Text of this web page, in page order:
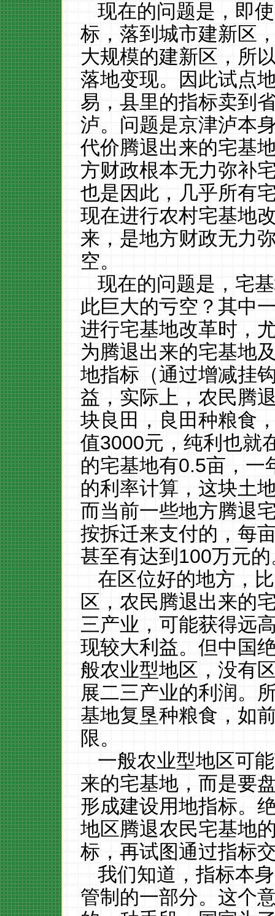
现在的问题是，即
标，落到城市建新区
大规模的建新区，所
落地变现。因此试点
易，县里的指标卖到
泸。问题是京津泸本
代价腾退出来的宅基
方财政根本无力弥补
也是因此，几乎所有
现在进行农村宅基地
来，是地方财政无力
空。
现在的问题是，宅
此巨大的亏空？其中
进行宅基地改革时，
为腾退出来的宅基地
地指标（通过增减挂
益，实际上，农民腾
块良田，良田种粮食
值3000元，纯利也就
的宅基地有0.5亩，一
的利率计算，这块土
而当前一些地方腾退
按拆迁来支付的，每
甚至有达到100万元的
在区位好的地方，
区，农民腾退出来的
三产业，可能获得远
现较大利益。但中国
般农业型地区，没有
展二三产业的利润。
基地复垦种粮食，如
限。
一般农业型地区可
来的宅基地，而是要
形成建设用地指标。
地区腾退农民宅基地
标，再试图通过指标
我们知道，指标本
管制的一部分。这个